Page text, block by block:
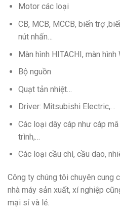
Motor các loại
CB, MCB, MCCB, biến trợ
nút nhấn…
Màn hình HITACHI, màn hình
Bộ nguồn
Quạt tản nhiệt…
Driver: Mitsubishi Electric,…
Các loại dây cáp như cáp
trình,…
Các loại cầu chì, cầu dao,
Công ty chúng tôi chuyên cung
nhà máy sản xuất, xí nghiệp
mại sỉ và lẻ.